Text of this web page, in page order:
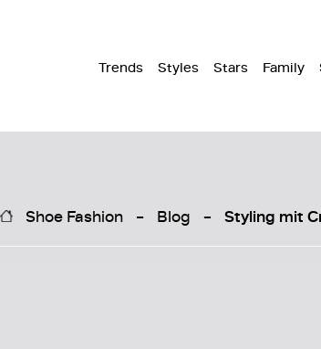
Trends Styles Stars Family
Shoe Fashion Blog Styling mit